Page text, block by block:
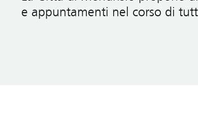
e appuntamenti nel corso di